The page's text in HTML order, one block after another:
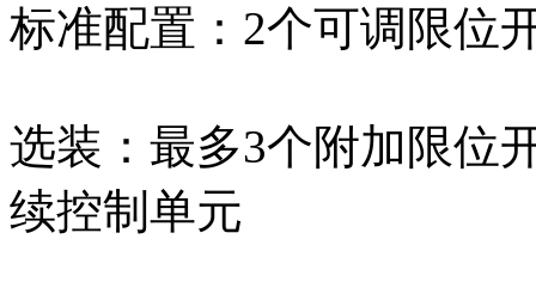
标准配置：2个可调限位
选装：最多3个附加限位
续控制单元